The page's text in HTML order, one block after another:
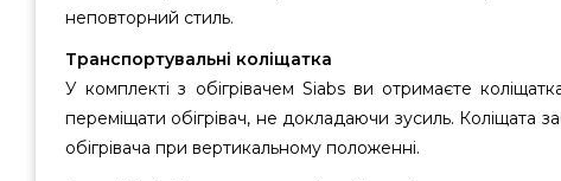
неповторний стиль.
Транспортувальні коліщатка
У комплекті з обігрівачем Siabs ви отримаєте
переміщати обігрівач, не докладаючи зусиль. Коліщата
обігрівача при вертикальному положенні.